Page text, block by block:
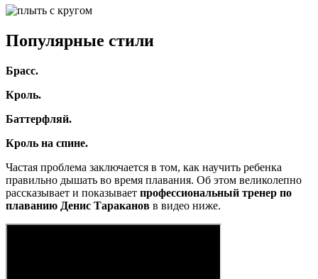
Популярные стили
Брасс.
Кроль.
Баттерфляй.
Кроль на спине.
Частая проблема заключается в том, как научить ребенка
правильно дышать во время плавания. Об этом великолепно
рассказывает и показывает профессиональный тренер по
плаванию Денис Тараканов в видео ниже.